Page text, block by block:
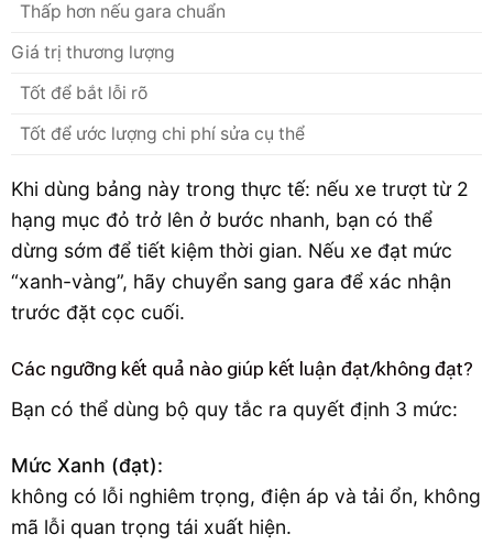
Thấp hơn nếu gara chuẩn
Giá trị thương lượng
Tốt để bắt lỗi rõ
Tốt để ước lượng chi phí sửa cụ thể
Khi dùng bảng này trong thực tế: nếu xe trượt từ 2
hạng mục đỏ trở lên ở bước nhanh, bạn có thể
dừng sớm để tiết kiệm thời gian. Nếu xe đạt mức
“xanh-vàng”, hãy chuyển sang gara để xác nhận
trước đặt cọc cuối.
Các ngưỡng kết quả nào giúp kết luận đạt/không đạt?
Bạn có thể dùng bộ quy tắc ra quyết định 3 mức:
Mức Xanh (đạt):
không có lỗi nghiêm trọng, điện áp và tải ổn, không
mã lỗi quan trọng tái xuất hiện.